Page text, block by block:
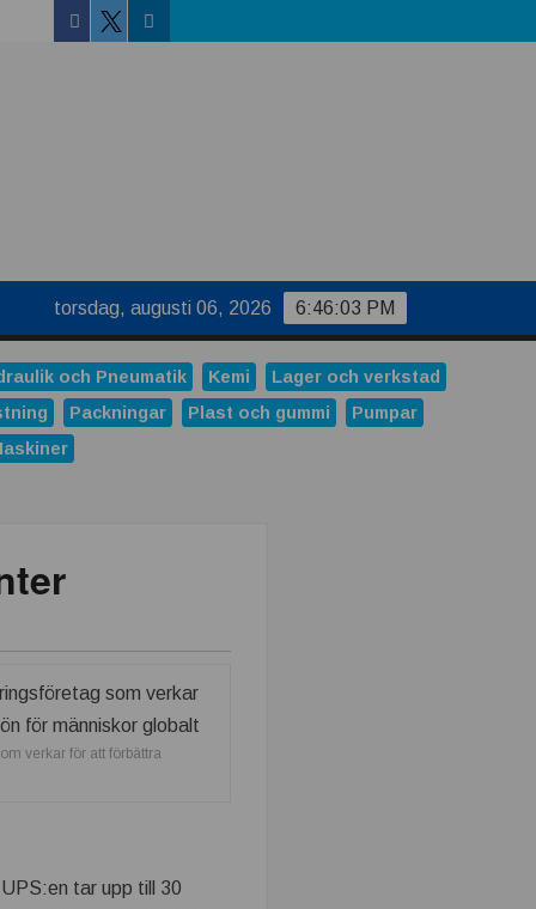
Facebook
TwitterLinkedin
6:46:03 PM
torsdag, augusti 06, 2026
och Pneumatik Kemi
Lager och verkstad
Packningar Plast och gummi
Pumpar
verkar för att förbättra
tar upp till 30